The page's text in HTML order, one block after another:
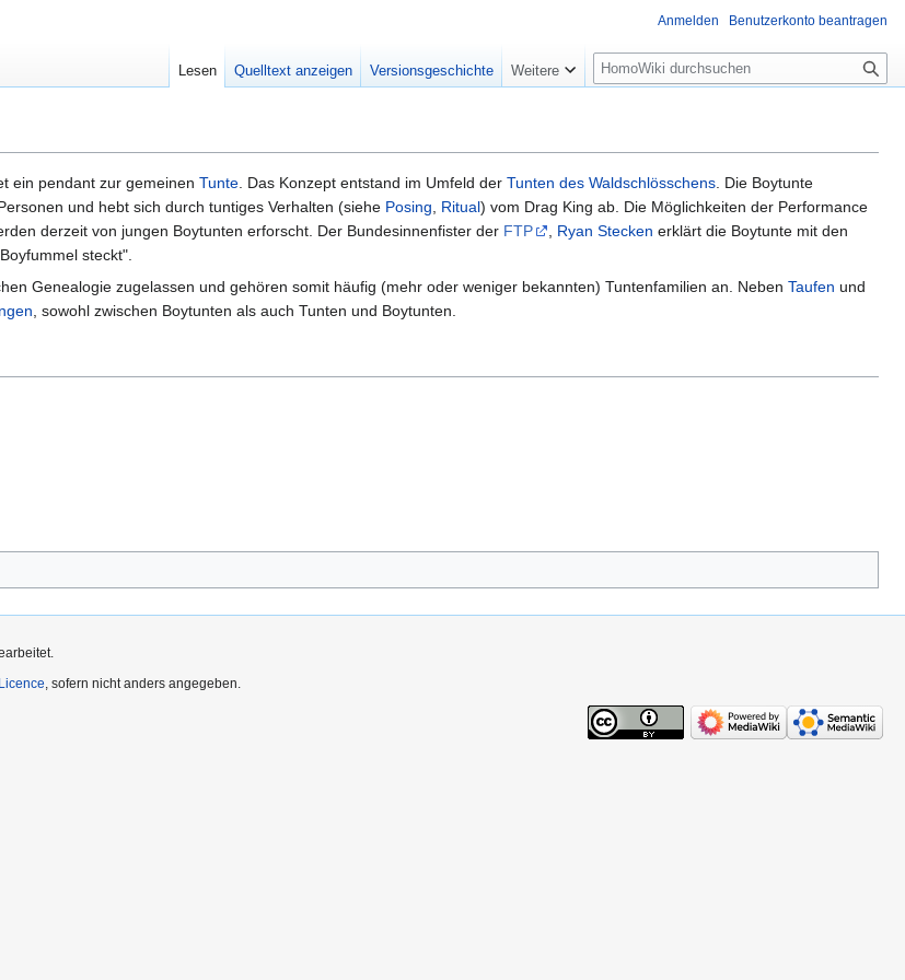
ein pendant zur gemeinen Tunte. Das Konzept entstand im Umfeld der Tunten des Waldschlösschens. Die Boytunte
und hebt sich durch tuntiges Verhalten (siehe Posing, Ritual) vom Drag King ab. Die Möglichkeiten der Performance
derzeit von jungen Boytunten erforscht. Der Bundesinnenfister der FTP , Ryan Stecken erklärt die Boytunte mit den
steckt".
Genealogie zugelassen und gehören somit häufig (mehr oder weniger bekannten) Tuntenfamilien an. Neben Taufen und
, sowohl zwischen Boytunten als auch Tunten und Boytunten.
Anmelden Benutzerkonto beantragen
Lesen Quelltext anzeigen Versionsgeschichte Weitere
Suche
, sofern nicht anders angegeben.